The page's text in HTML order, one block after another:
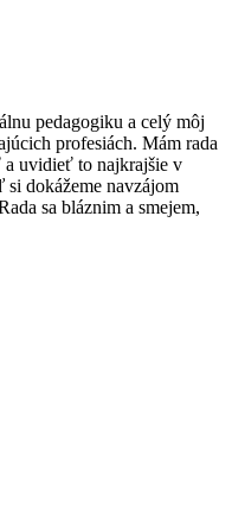
pedagogiku a celý môj
profesiách. Mám rada
uvidieť to najkrajšie v
dokážeme navzájom
sa bláznim a smejem,